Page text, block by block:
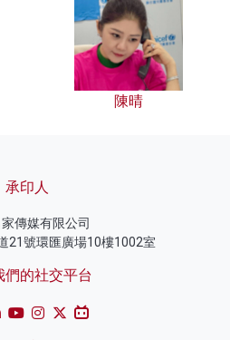
陳晴
承印人
傳媒有限公司
21號環匯廣場10樓1002室
們的社交平台